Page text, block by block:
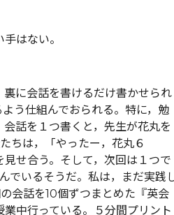
はない。
に会話を書けるだけ書かせられ
う仕組んでおられる。特に，勉
話を１つ書くと，先生が花丸を
ちは，「やったー，花丸６
せ合う。そして，次回は１つで
でいるそうだ。私は，まだ実践
会話を10個ずつまとめた『英会
中行っている。５分間プリント